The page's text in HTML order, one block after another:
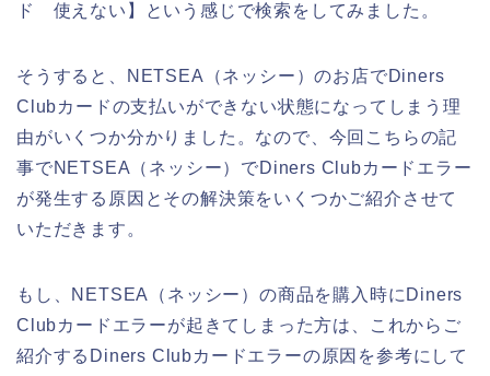
ド 使えない】という感じで検索をしてみました。
そうすると、NETSEA（ネッシー）のお店でDiners
Clubカードの支払いができない状態になってしまう理
由がいくつか分かりました。なので、今回こちらの記
事でNETSEA（ネッシー）でDiners Clubカードエラー
が発生する原因とその解決策をいくつかご紹介させて
いただきます。
もし、NETSEA（ネッシー）の商品を購入時にDiners
Clubカードエラーが起きてしまった方は、これからご
紹介するDiners Clubカードエラーの原因を参考にして